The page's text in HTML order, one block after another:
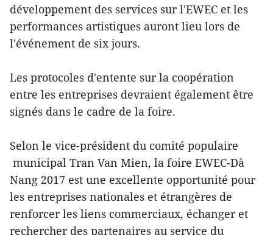
développement des services sur l'EWEC et les
performances artistiques auront lieu lors de
l'événement de six jours.
Les protocoles d'entente sur la coopération
entre les entreprises devraient également être
signés dans le cadre de la foire.
Selon le vice-président du comité populaire
municipal Tran Van Mien, la foire EWEC-Dà
Nang 2017 est une excellente opportunité pour
les entreprises nationales et étrangères de
renforcer les liens commerciaux, échanger et
rechercher des partenaires au service du